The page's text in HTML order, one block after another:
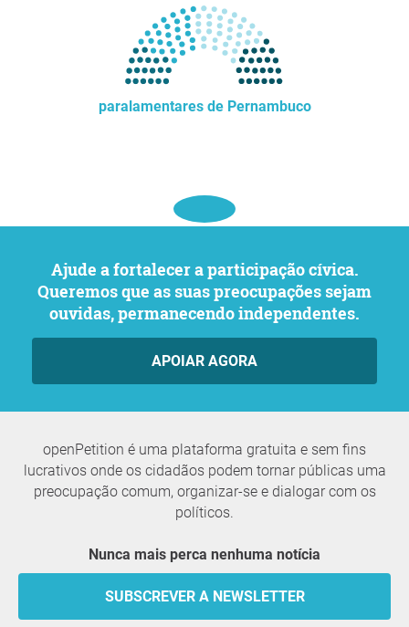
paralamentares de Pernambuco
Ajude a fortalecer a participação cívica.
Queremos que as suas preocupações sejam
ouvidas, permanecendo independentes.
APOIAR AGORA
openPetition é uma plataforma gratuita e sem fins
lucrativos onde os cidadãos podem tornar públicas uma
preocupação comum, organizar-se e dialogar com os
políticos.
Nunca mais perca nenhuma notícia
SUBSCREVER A NEWSLETTER